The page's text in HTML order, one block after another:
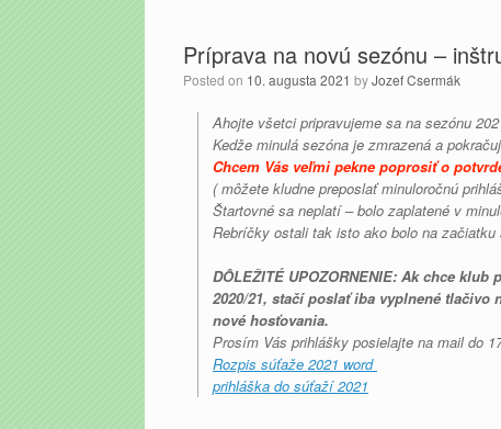
Príprava na novú sezónu –
Posted on 10. augusta 2021 byJozef Csermák
Ahojte všetci pripravujeme sa na sezónu
Kedže minulá sezóna je zmrazená a
Chcem Vás veľmi pekne poprosiť o
( môžete kludne preposlať minuloročnú
Štartovné sa neplatí – bolo zaplatené v
Rebríčky ostali tak isto ako bolo na začiatku
DÔLEŽITÉ UPOZORNENIE: Ak chce
2020/21, stačí poslať iba vyplnené tlačivo
nové hosťovania.
Prosím Vás prihlášky posielajte na mail do
Rozpis súťaže 2021 word
prihláška do súťaží 2021